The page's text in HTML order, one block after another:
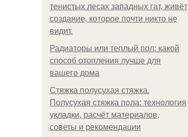
тенистых лесах западных гат, живёт
создание, которое почти никто не
видит.
Радиаторы или теплый пол: какой
способ отопления лучше для
вашего дома
Стяжка полусухая стяжка.
Полусухая стяжка пола: технология
укладки, расчёт материалов,
советы и рекомендации